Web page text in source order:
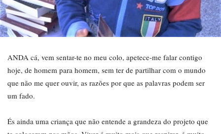
ANDA cá, vem sentar-te no meu colo, apetece-me falar contigo
hoje, de homem para homem, sem ter de partilhar com o mundo
que não me quer ouvir, as razões por que as palavras podem ser
um fado.
És ainda uma criança que não entende a grandeza do projeto que